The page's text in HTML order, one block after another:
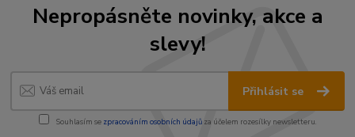
Nepropásněte novinky, akce a
slevy!
Přihlásit se
Souhlasím se zpracováním osobních údajůza účelem rozesílky newsletteru.